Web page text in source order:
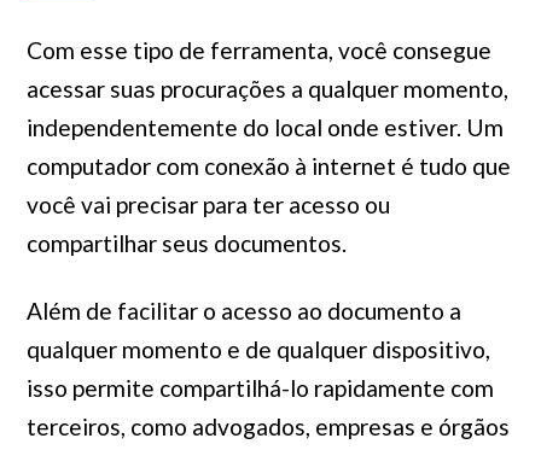
Com esse tipo de ferramenta, você consegue
acessar suas procurações a qualquer momento,
independentemente do local onde estiver. Um
computador com conexão à internet é tudo que
você vai precisar para ter acesso ou
compartilhar seus documentos.
Além de facilitar o acesso ao documento a
qualquer momento e de qualquer dispositivo,
isso permite compartilhá-lo rapidamente com
terceiros, como advogados, empresas e órgãos